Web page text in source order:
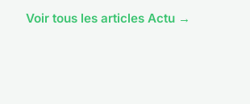
Voir tous les articles Actu →